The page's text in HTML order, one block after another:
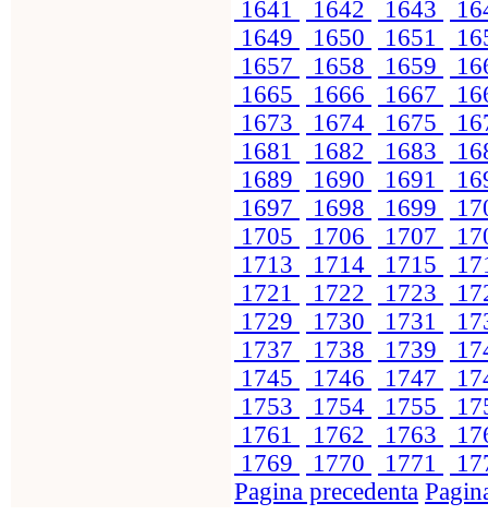
1641
1642 1643
1649
1650 1651
1657
1658 1659
1665
1666 1667
1673
1674 1675
1681
1682 1683
1689
1690 1691
1697
1698 1699
1705
1706 1707
1713
1714 1715
1721
1722 1723
1729
1730 1731
1737
1738 1739
1745
1746 1747
1753
1754 1755
1761
1762 1763
1769
1770 1771
Pagina precedenta